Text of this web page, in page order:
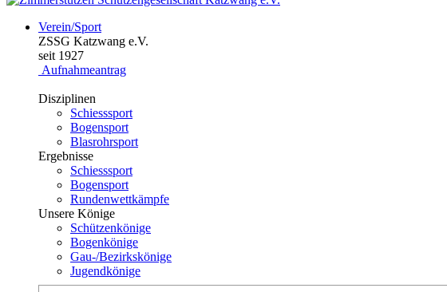
Verein/Sport
ZSSG Katzwang e.V.
seit 1927
Aufnahmeantrag
Disziplinen
Schiesssport
Bogensport
Blasrohrsport
Ergebnisse
Schiesssport
Bogensport
Rundenwettkämpfe
Unsere Könige
Schützenkönige
Bogenkönige
Gau-/Bezirkskönige
Jugendkönige